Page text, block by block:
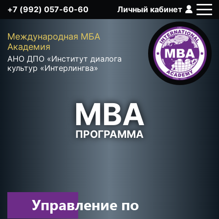
+7 (992) 057-60-60 Личный кабинет Q
Международная MБА
Академия
АНО ДПО «Институт диалога
культур «Интерлингва»
MBA
ПРОГРАММА
Управление по